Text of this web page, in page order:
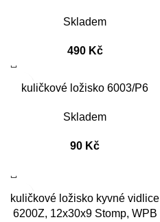
Skladem
490 Kč
kuličkové ložisko 6003/P6
Skladem
90 Kč
kuličkové ložisko kyvné vidlice
6200Z, 12x30x9 Stomp, WPB